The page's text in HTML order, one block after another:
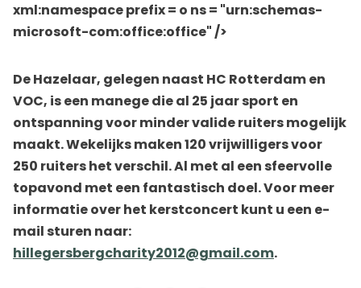
xml:namespace prefix = o ns = "urn:schemas-
microsoft-com:office:office" />
De Hazelaar, gelegen naast HC Rotterdam en
VOC, is een manege die al 25 jaar sport en
ontspanning voor minder valide ruiters mogelijk
maakt. Wekelijks maken 120 vrijwilligers voor
250 ruiters het verschil.Al met al een sfeervolle
topavond met een fantastisch doel.Voor meer
informatie over het kerstconcert kunt u een e-
mail sturen naar:
hillegersbergcharity2012@gmail.com.